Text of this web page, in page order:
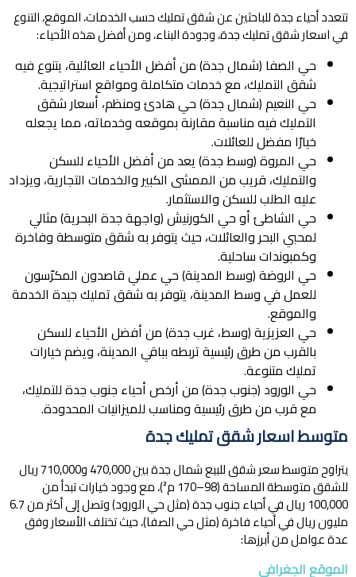
تتعدد أحياء جدة للباحثين عن شقق تمليك حسب الخدمات، الموقع، التنوع
في اسعار شقق تمليك جدة، وجودة البناء، ومن أفضل هذه الأحياء:
حي الصفا (شمال جدة) من أفضل الأحياء العائلية، يتنوع فيه
شقق التمليك، مع خدمات متكاملة ومواقع استراتيجية.
حي النعيم (شمال جدة) حي هادئ ومنظم، أسعار شقق
التمليك فيه مناسبة مقارنة بموقعه وخدماته، مما يجعله
خيارًا مفضل للعائلات.
حي المروة (وسط جدة) يعد من أفضل الأحياء للسكن
والتمليك، قريب من الممشى الكبير والخدمات التجارية، ويزداد
عليه الطلب للسكن والاستثمار.
حي الشاطئ أو حي الكورنيش (واجهة جدة البحرية) مثالي
لمحبي البحر والعائلات، حيث يتوفر به شقق متوسطة وفاخرة
وكمبوندات ساحلية.
حي الروضة (وسط المدينة) حي عملي قاصدون المكرّسون
للعمل في وسط المدينة، يتوفر به شقق تمليك جيدة الخدمة
والموقع.
حي العزيزية (وسط، غرب جدة) من أفضل الأحياء للسكن
بالقرب من طرق رئيسية تربطه بباقي المدينة، ويضم خيارات
تمليك متنوعة.
حي الورود (جنوب جدة) من أرخص أحياء جنوب جدة للتمليك،
مع قرب من طرق رئيسية ومناسب للميزانيات المحدودة.
متوسط اسعار شقق تمليك جدة
يتراوح متوسط سعر شقق للبيع شمال جدة بين 470,000 و710,000 ريال
للشقق متوسطة المساحة (98–170 م²)، مع وجود خيارات تبدأ من
100,000 ريال في أحياء جنوب جدة (مثل حي الورود) وتصل إلى أكثر من 6.7
مليون ريال في أحياء فاخرة (مثل حي الصفا)، حيث تختلف الأسعار وفق
عدة عوامل من أبرزها:
الموقع الجغرافي